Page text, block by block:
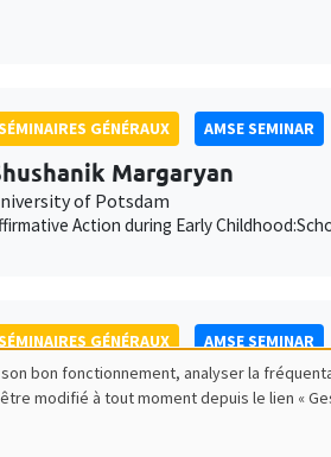
GÉNÉRAUX AMSE SEMINAR
Margaryan
of Potsdam
Action during Early
GÉNÉRAUX AMSE SEMINAR
Salanié
bon fonctionnement, analyser la
modifié à tout moment depuis le lien «